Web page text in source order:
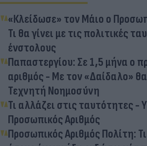
«Κλείδωσε» τον Μάιο ο
Τι θα γίνει με τις πολιτικές
ένστολους
Παπαστεργίου: Σε 1,5 μήνα ο
αριθμός - Με τον «Δαίδαλο»
Τεχνητή Νοημοσύνη
Τι αλλάζει στις ταυτότητες -
Προσωπικός Αριθμός
Προσωπικός Αριθμός Πολίτη: